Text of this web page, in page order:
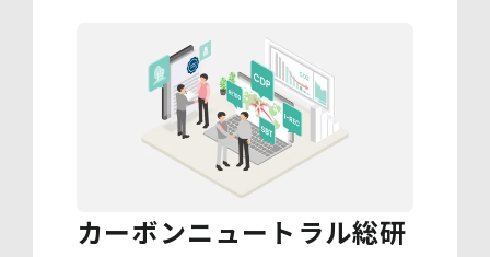
カーボンニュートラル総研